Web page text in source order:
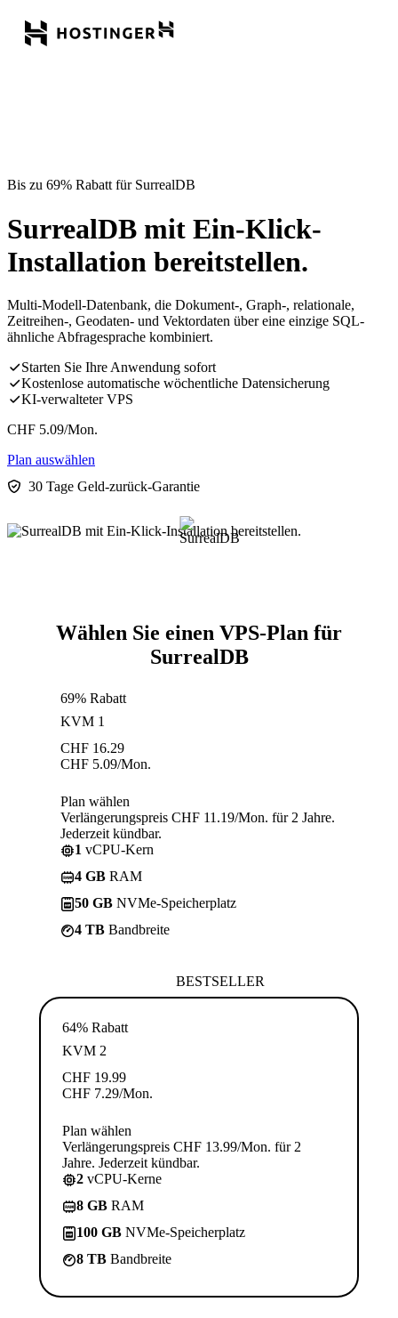
Bis zu 69% Rabatt für SurrealDB
SurrealDB mit Ein-Klick-
Installation bereitstellen.
Multi-Modell-Datenbank, die Dokument-, Graph-, relationale,
Zeitreihen-, Geodaten- und Vektordaten über eine einzige SQL-
ähnliche Abfragesprache kombiniert.
Starten Sie Ihre Anwendung sofort
Kostenlose automatische wöchentliche Datensicherung
KI-verwalteter VPS
CHF 5.09/Mon.
Plan auswählen
30 Tage Geld-zurück-Garantie
Wählen Sie einen VPS-Plan für
SurrealDB
69% Rabatt
KVM 1
CHF 16.29
CHF 5.09/Mon.
Plan wählen
Verlängerungspreis CHF 11.19/Mon. für 2 Jahre.
Jederzeit kündbar.
1 vCPU-Kern
4 GB RAM
50 GB NVMe-Speicherplatz
4 TB Bandbreite
BESTSELLER
64% Rabatt
KVM 2
CHF 19.99
CHF 7.29/Mon.
Plan wählen
Verlängerungspreis CHF 13.99/Mon. für 2
Jahre. Jederzeit kündbar.
2 vCPU-Kerne
8 GB RAM
100 GB NVMe-Speicherplatz
8 TB Bandbreite